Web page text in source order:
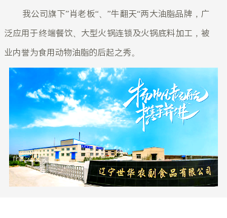
我公司旗下”肖老板“、”牛翻天“两大油脂品牌，广
泛应用于终端餐饮、大型火锅连锁及火锅底料加工，被
业内誉为食用动物油脂的后起之秀。